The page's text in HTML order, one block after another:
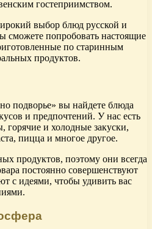
гостеприимством.
выбор блюд русской и
сможете попробовать настоящие
по старинным
продуктов.
подворье» вы найдете блюда
и предпочтений. У нас есть
горячие и холодные закуски,
пицца и многое другое.
продуктов, поэтому они всегда
постоянно совершенствуют
с идеями, чтобы удивить вас